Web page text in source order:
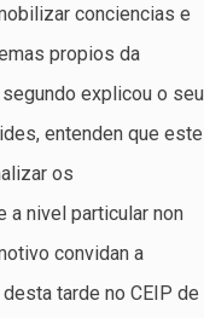
conciencias e
propios da
explicou o seu
entenden que este
os
a nivel particular non
convidan a
tarde no CEIP de